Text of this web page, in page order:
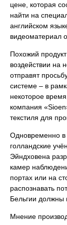
цене, которая
найти на
английском
видеоматериал
Похожий
воздействии на
отправят
системе – в
некоторое
компания
текстиля для
Одновременно
голландские
Эйндховена
камер
портах или на
распознавать
Бельгии должны
Мнение